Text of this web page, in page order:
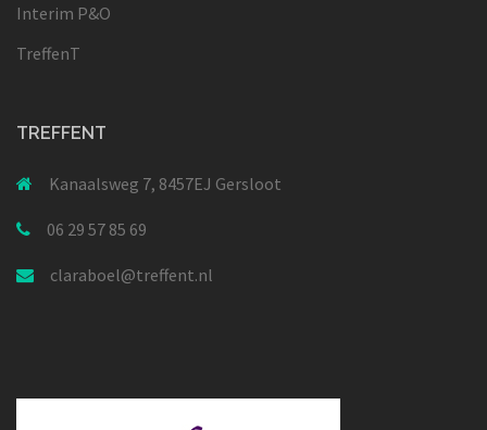
Interim P&O
TreffenT
TREFFENT
Kanaalsweg 7, 8457EJ Gersloot
06 29 57 85 69
claraboel@treffent.nl